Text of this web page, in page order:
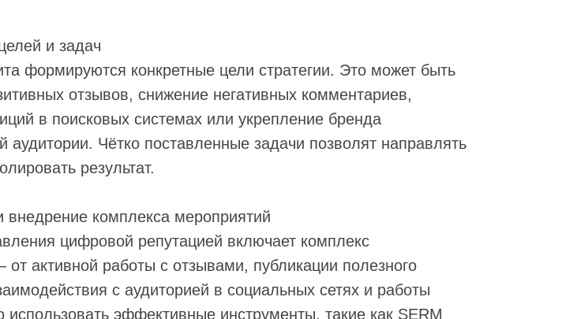
и задач
формируются конкретные цели стратегии. Это может быть
отзывов, снижение негативных комментариев,
в поисковых системах или укрепление бренда
аудитории. Чётко поставленные задачи позволят направлять
результат.
внедрение комплекса мероприятий
цифровой репутацией включает комплекс
активной работы с отзывами, публикации полезного
с аудиторией в социальных сетях и работы
эффективные инструменты, такие как SERM